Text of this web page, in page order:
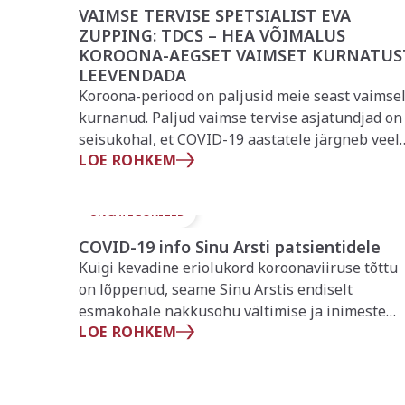
VAIMSE TERVISE SPETSIALIST EVA
ZUPPING: TDCS – HEA VÕIMALUS
KOROONA-AEGSET VAIMSET
LEEVENDADA
Koroona-periood on paljusid meie seast
kurnanud. Paljud vaimse tervise asjatundjad on
seisukohal, et COVID-19 aastatele järgneb veel
pikaks ajaks vaimse tervise kriis.
LOE ROHKEM
UNCATEGORIZED
COVID-19 info Sinu Arsti patsientidele
Kuigi kevadine eriolukord koroonaviiruse tõttu
on lõppenud, seame Sinu Arstis endiselt
esmakohale nakkusohu vältimise ja inimeste
kaitse.
LOE ROHKEM